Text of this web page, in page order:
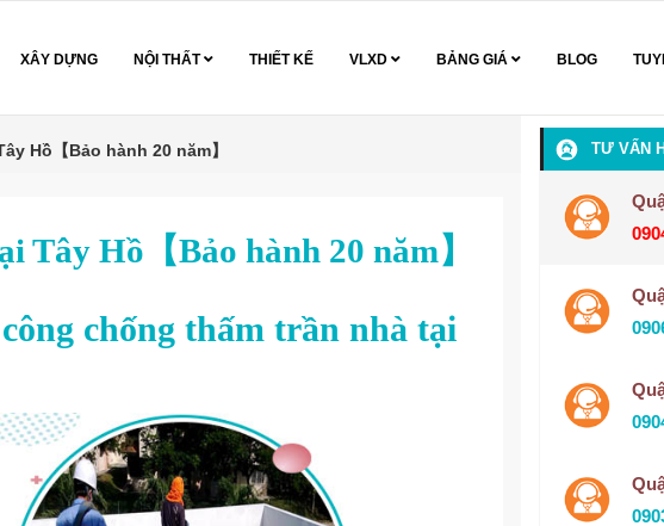
XÂY DỰNG NỘI THẤT THIẾT KẾ VLXD BẢNG GIÁ BLOG
Hồ【Bảo hành 20 năm】
Hồ【Bảo hành 20 năm】
chống thấm trần nhà tại
TƯ VẤN